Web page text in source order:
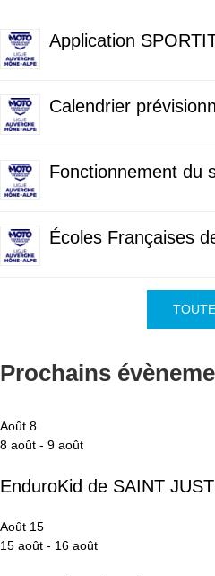
Application
Calendrier
Fonctionnement du
Écoles Françaises
Prochains
Août 8
8 août - 9 août
EnduroKid de SAINT
Août 15
15 août - 16 août